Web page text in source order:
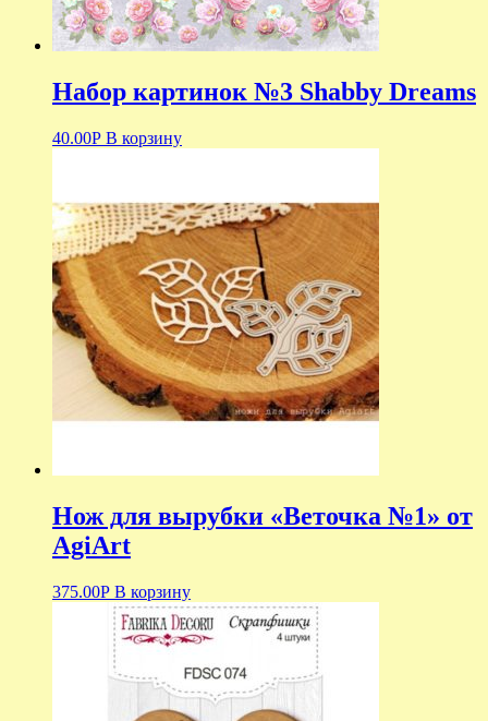
Набор картинок №3 Shabby Dreams
40.00Р В корзину
Нож для вырубки «Веточка №1» от
AgiArt
375.00Р В корзину